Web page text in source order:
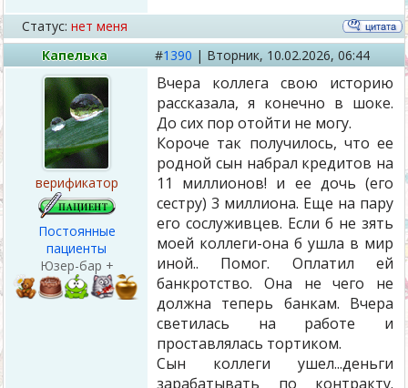
Статус: нет меня
Капелька
#1390 | Вторник, 10.02.2026, 06:44
верификатор
Постоянные
пациенты
Юзер-бар +
Вчера коллега свою историю
рассказала, я конечно в шоке.
До сих пор отойти не могу.
Короче так получилось, что ее
родной сын набрал кредитов на
11 миллионов! и ее дочь (его
сестру) 3 миллиона. Еще на пару
его сослуживцев. Если б не зять
моей коллеги-она б ушла в мир
иной.. Помог. Оплатил ей
банкротство. Она не чего не
должна теперь банкам. Вчера
светилась на работе и
проставлялась тортиком.
Сын коллеги ушел...деньги
зарабатывать по контракту.